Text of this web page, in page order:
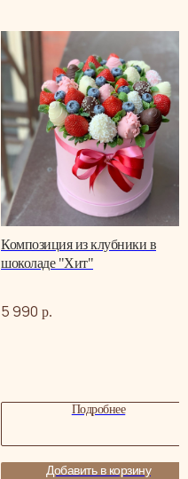
Композиция из клубники в
шоколаде "Хит"
5 990 р.
Подробнее
Добавить в корзину